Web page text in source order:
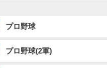
プロ野球
プロ野球(2軍)